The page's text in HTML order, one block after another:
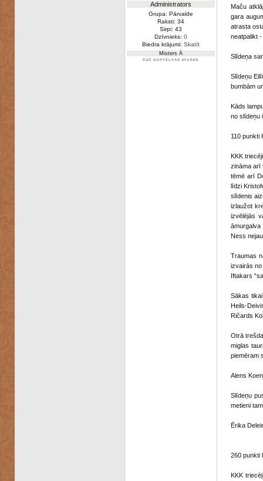
Administrators
Grupa: Pārvalde
Raksti: 34
Sirpi: 43
Dzīvnieks: 0
Biedra krājumi: Skatīt
Misters Ā
ČUČ KOPTELPAS DĪVĀNĀ
Maču
gara
atrasta
neatpalikt
Slīdeņa
Slīdeņu
bumbām
Kāds
no slīdeņu
110 punkti
KKK
zināma arī
tēmē arī
līdzi
slīdenis
izlaužot
izvēlējās
Ness
Traumas
izvairās
Iftakars
Sākas
Heils-
Ričards
Otrā
miglas
piemēram
Alens
Slīdeņu
metieni
Ērika
260 punkti
KKK